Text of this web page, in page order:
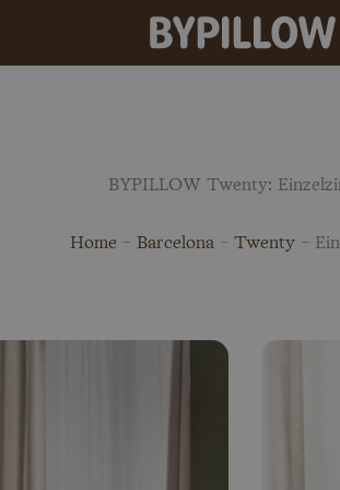
BYPILLOW Twenty:
Home - Barcelona - Twenty -